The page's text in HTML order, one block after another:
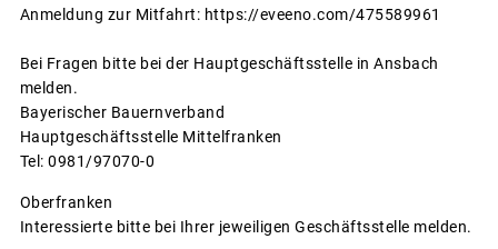
Anmeldung zur Mitfahrt: https://eveeno.com/475589961
Bei Fragen bitte bei der Hauptgeschäftsstelle in Ansbach
melden.
Bayerischer Bauernverband
Hauptgeschäftsstelle Mittelfranken
Tel: 0981/97070-0
Oberfranken
Interessierte bitte bei Ihrer jeweiligen Geschäftsstelle melden.